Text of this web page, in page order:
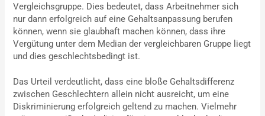
Vergleichsgruppe. Dies bedeutet, dass Arbeitnehmer sich
nur dann erfolgreich auf eine Gehaltsanpassung berufen
können, wenn sie glaubhaft machen können, dass ihre
Vergütung unter dem Median der vergleichbaren Gruppe liegt
und dies geschlechtsbedingt ist.
Das Urteil verdeutlicht, dass eine bloße Gehaltsdifferenz
zwischen Geschlechtern allein nicht ausreicht, um eine
Diskriminierung erfolgreich geltend zu machen. Vielmehr